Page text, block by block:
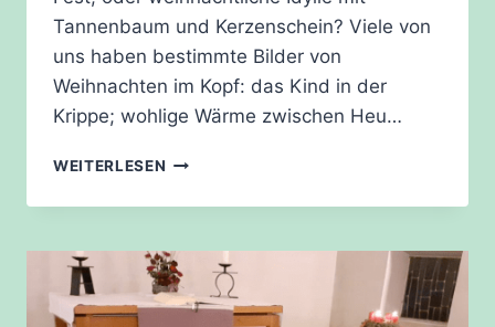
Tannenbaum und Kerzenschein? Viele von
uns haben bestimmte Bilder von
Weihnachten im Kopf: das Kind in der
Krippe; wohlige Wärme zwischen Heu…
WEITERLESEN GEDANKEN
WEIHNACHT